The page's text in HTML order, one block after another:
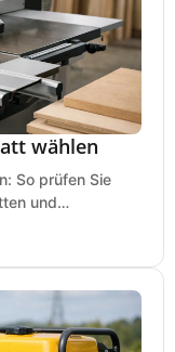
wählen
So prüfen Sie
und